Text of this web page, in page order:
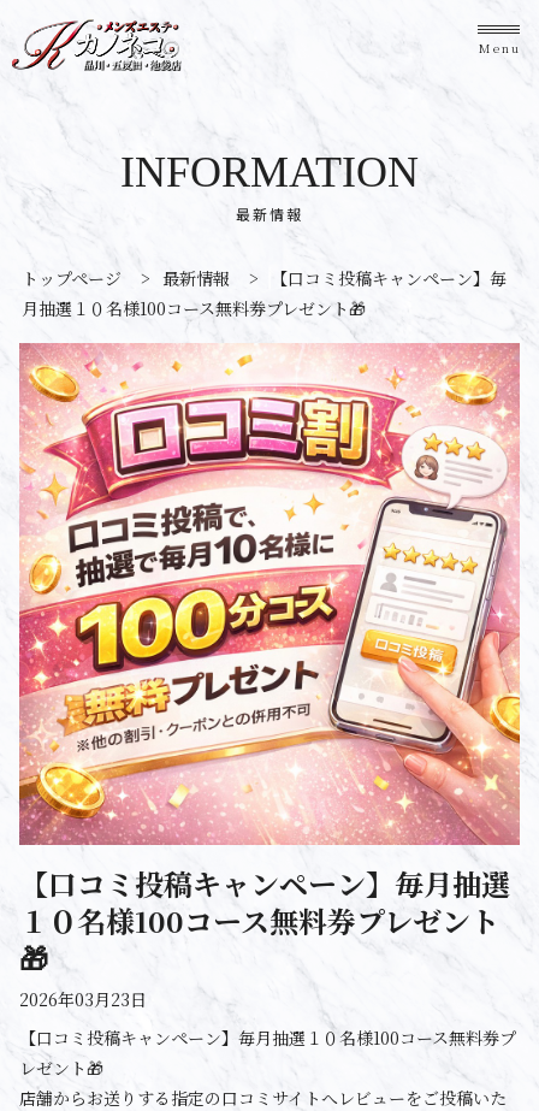
Menu
最新情報
INFORMATION
トップページ > 最新情報 >
【口コミ投稿キャンペーン】毎
月抽選１０名様100コース無料券プレゼント🎁
【口コミ投稿キャンペーン】毎月抽選
１０名様100コース無料券プレゼント
🎁
2026年03月23日
【口コミ投稿キャンペーン】毎月抽選１０名様100コース無料券プ
レゼント🎁
店舗からお送りする指定の口コミサイトへレビューをご投稿いた